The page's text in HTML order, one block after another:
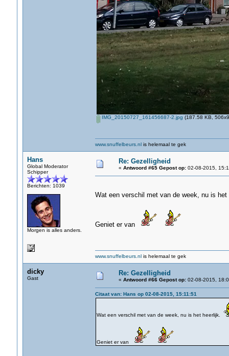
IMG_20150727_161456687-2.jpg (187.58 KB,
www.snuffelbeurs.nlis helemaal te gek
Hans
Global Moderator
Schipper
Berichten: 1039
Morgen is alles anders.
Re: Gezelligheid
« Antwoord #65 Gepost op:02-08-2015,
Wat een verschil met van de week, nu is
Geniet er van
www.snuffelbeurs.nlis helemaal te gek
dicky
Gast
Re: Gezelligheid
« Antwoord #66 Gepost op:02-08-2015,
Citaat van: Hans op 02-08-2015, 15:11:51
Wat een verschil met van de week, nu is het heerlijk.
Geniet er van